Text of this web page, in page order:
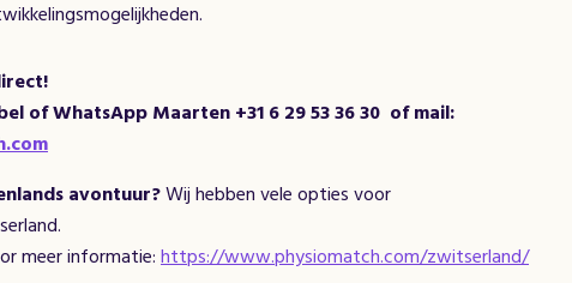
ofWhatsApp Maarten +31 6 29 53 36 30 of mail:
avontuur?Wij hebben vele opties voor
meer informatie: https://www.physiomatch.com/zwitserland/